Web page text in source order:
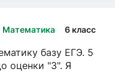
Математика 6 класс
базу ЕГЭ. 5
оценки "3". Я